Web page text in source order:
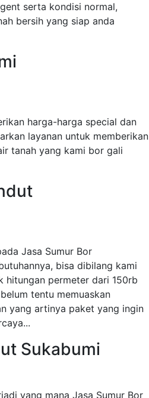
serta kondisi normal,
bersih yang siap anda
harga-harga special dan
layanan untuk memberikan
tanah yang kami bor gali
Jasa Sumur Bor
bisa dibilang kami
hitungan permeter dari 150rb
tentu memuaskan
yang artinya paket yang ingin
Sukabumi
yang mana Jasa Sumur Bor